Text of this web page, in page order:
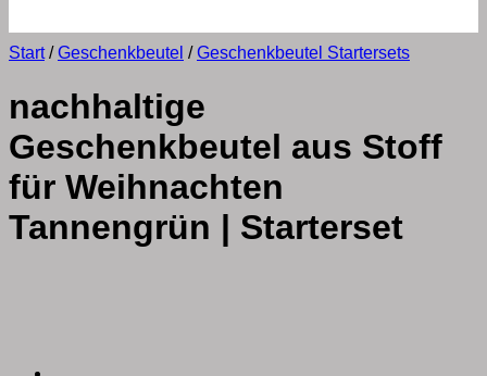
Start / Geschenkbeutel / Geschenkbeutel Startersets
nachhaltige
Geschenkbeutel aus Stoff
für Weihnachten
Tannengrün | Starterset